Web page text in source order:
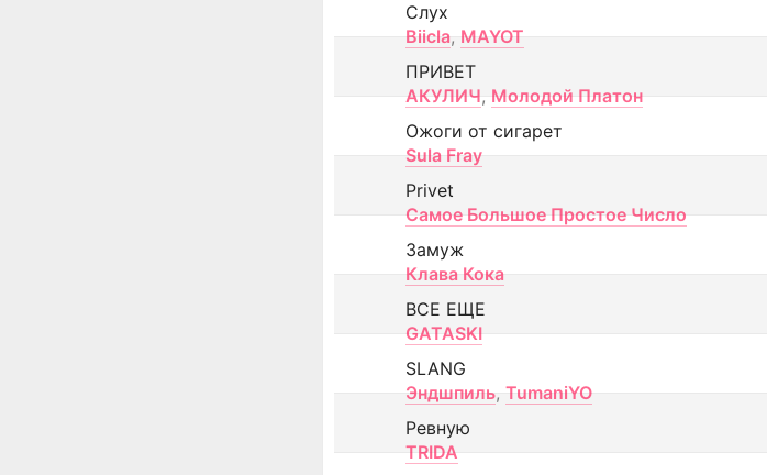
Слух
Biicla, MAYOT
ПРИВЕТ
АКУЛИЧ, Молодой Платон
Ожоги от сигарет
Sula Fray
Privet
Самое Большое Простое Число
Замуж
Клава Кока
ВСЕ ЕЩЕ
GATASKI
SLANG
Эндшпиль, TumaniYO
Ревную
TRIDA